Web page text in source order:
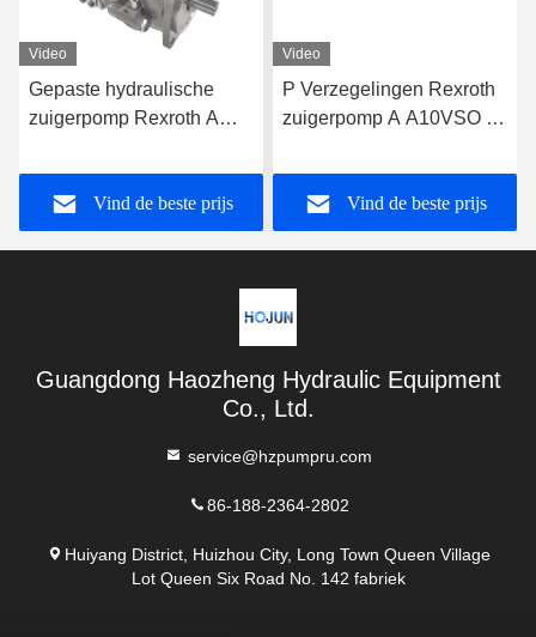
Video
Gepaste hydraulische
zuigerpomp Rexroth A
PRA12KD5
Vind de beste prijs
Video
P Verzegelingen Rexroth
zuigerpomp A A10VSO 71
PRC12KC3 -SO479
Vind de beste prijs
Guangdong Haozheng Hydraulic Equipment
Co., Ltd.
service@hzpumpru.com
86-188-2364-2802
Huiyang District, Huizhou City, Long Town Queen Village
Lot Queen Six Road No. 142 fabriek